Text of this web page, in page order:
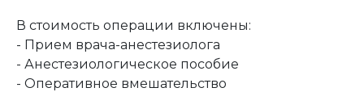
В стоимость операции включены:
- Прием врача-анестезиолога
- Анестезиологическое пособие
- Оперативное вмешательство